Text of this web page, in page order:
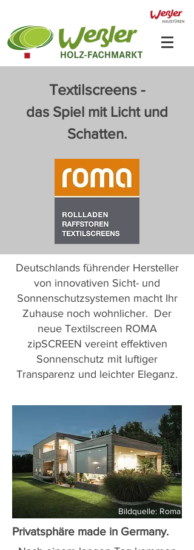
Textilscreens -
das Spiel mit Licht und
Schatten.
Deutschlands führender Hersteller
von innovativen Sicht- und
Sonnenschutzsystemen macht Ihr
Zuhause noch wohnlicher. Der
neue Textilscreen ROMA
zipSCREEN vereint effektiven
Sonnenschutz mit luftiger
Transparenz und leichter Eleganz.
Bildquelle: Roma
Privatsphäre made in Germany.